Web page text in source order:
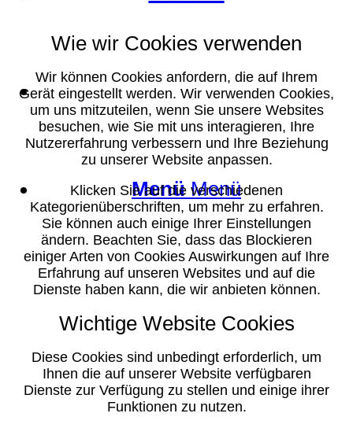
Suche
Menü Menü
Wie wir Cookies verwenden
Wir können Cookies anfordern, die auf Ihrem
Gerät eingestellt werden. Wir verwenden Cookies,
um uns mitzuteilen, wenn Sie unsere Websites
besuchen, wie Sie mit uns interagieren, Ihre
Nutzererfahrung verbessern und Ihre Beziehung
zu unserer Website anpassen.
Klicken Sie auf die verschiedenen
Kategorienüberschriften, um mehr zu erfahren.
Sie können auch einige Ihrer Einstellungen
ändern. Beachten Sie, dass das Blockieren
einiger Arten von Cookies Auswirkungen auf Ihre
Erfahrung auf unseren Websites und auf die
Dienste haben kann, die wir anbieten können.
Wichtige Website Cookies
Diese Cookies sind unbedingt erforderlich, um
Ihnen die auf unserer Website verfügbaren
Dienste zur Verfügung zu stellen und einige ihrer
Funktionen zu nutzen.